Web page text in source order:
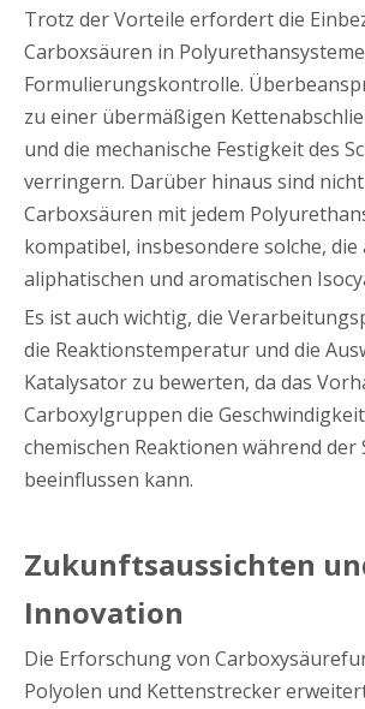
Trotz der Vorteile erfordert die
Carboxsäuren in
Formulierungskontrolle.
zu einer übermäßigen
und die mechanische Festigkeit des
verringern. Darüber hinaus sind
Carboxsäuren mit jedem
kompatibel, insbesondere solche, die
aliphatischen und aromatischen
Es ist auch wichtig, die
die Reaktionstemperatur und die
Katalysator zu bewerten, da das
Carboxylgruppen die
chemischen Reaktionen während der
beeinflussen kann.
Zukunftsaussichten
Innovation
Die Erforschung von
Polyolen und Kettenstrecker